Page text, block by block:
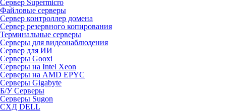
Сервер Supermicro
Файловые серверы
Сервер контроллер домена
Сервер резервного копирования
Терминальные серверы
Серверы для видеонаблюдения
Сервер для ИИ
Серверы Gooxi
Серверы на Intel Xeon
Серверы на AMD EPYC
Серверы Gigabyte
Б/У Серверы
Серверы Sugon
СХД DELL